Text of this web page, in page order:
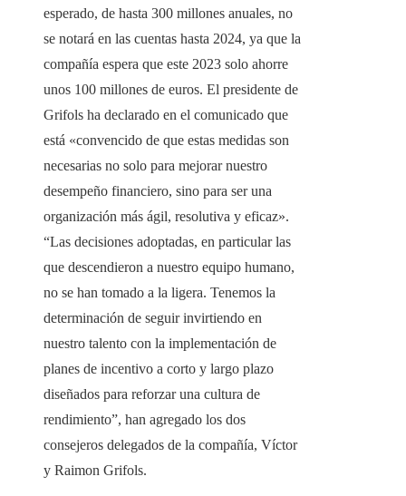
esperado, de hasta 300 millones anuales, no
se notará en las cuentas hasta 2024, ya que la
compañía espera que este 2023 solo ahorre
unos 100 millones de euros. El presidente de
Grifols ha declarado en el comunicado que
está «convencido de que estas medidas son
necesarias no solo para mejorar nuestro
desempeño financiero, sino para ser una
organización más ágil, resolutiva y eficaz».
“Las decisiones adoptadas, en particular las
que descendieron a nuestro equipo humano,
no se han tomado a la ligera. Tenemos la
determinación de seguir invirtiendo en
nuestro talento con la implementación de
planes de incentivo a corto y largo plazo
diseñados para reforzar una cultura de
rendimiento”, han agregado los dos
consejeros delegados de la compañía, Víctor
y Raimon Grifols.